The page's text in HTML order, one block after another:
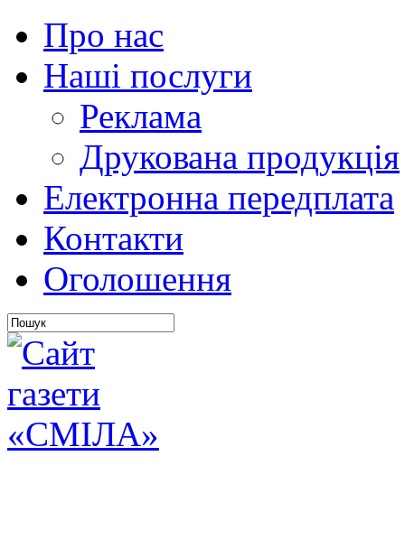
Про нас
Наші послуги
Реклама
Друкована продукція
Електронна передплата
Контакти
Оголошення